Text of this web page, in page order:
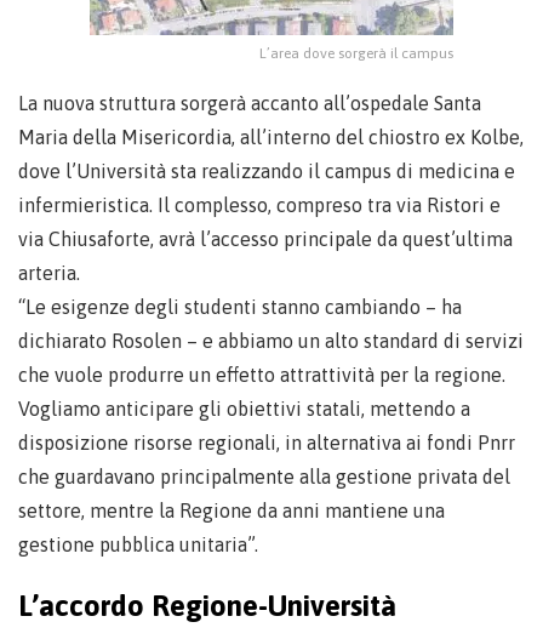
L’area dove sorgerà il campus
La nuova struttura sorgerà accanto all’ospedale Santa
Maria della Misericordia, all’interno del chiostro ex Kolbe,
dove l’Università sta realizzando il campus di medicina e
infermieristica. Il complesso, compreso tra via Ristori e
via Chiusaforte, avrà l’accesso principale da quest’ultima
arteria.
“Le esigenze degli studenti stanno cambiando – ha
dichiarato Rosolen – e abbiamo un alto standard di servizi
che vuole produrre un effetto attrattività per la regione.
Vogliamo anticipare gli obiettivi statali, mettendo a
disposizione risorse regionali, in alternativa ai fondi Pnrr
che guardavano principalmente alla gestione privata del
settore, mentre la Regione da anni mantiene una
gestione pubblica unitaria”.
L’accordo Regione-Università